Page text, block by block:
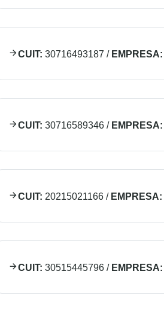
CUIT: 30716493187 / EMPRESA:
CUIT: 30716589346 / EMPRESA:
CUIT: 20215021166 / EMPRESA:
CUIT: 30515445796 / EMPRESA: